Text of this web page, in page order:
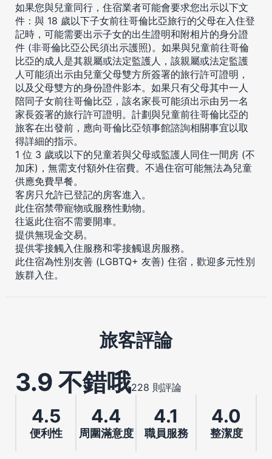
如果您與兒童同行，住宿業者可能會要求您出示以下文
件：與 18 歲以下子女前往哥倫比亞旅行的父母在入住登
記時，可能需要出示子女的出生證明和附相片的身分證
件 (非哥倫比亞公民須出示護照)。如果與兒童前往哥倫
比亞的成人是其親屬或法定監護人，該親屬或法定監護
人可能須出示由兒童父母雙方所簽署的旅行許可證明，
以及父母雙方的身份證件影本。如果只有父母其中一人
陪同子女前往哥倫比亞，該名家長可能須出示由另一名
家長簽署的旅行許可證明。計劃與兒童前往哥倫比亞的
旅客在出發前，應向哥倫比亞領事館諮詢相關事宜以取
得詳細的指示。
1 位 3 歲或以下的兒童若與父母或監護人同住一間房 (不
加床)，無需支付額外住宿費。不過住宿可能無法為兒童
供應免費早餐。
客房只允許已登記的房客進入。
此住宿禁帶寵物或服務性動物。
往返此住宿不需要開車。
提供無現金交易。
提供零接觸入住服務和零接觸退房服務。
此住宿為性別友善 (LGBTQ+ 友善) 住宿，歡迎多元性別
族群入住。
旅客評論
3.9 不錯哦228 則評論
4.5
便利性
4.4
周圍滿意度
4.1
職員服務
4.0
整潔度